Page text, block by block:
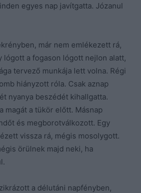
egyes nap javítgatta. Józanul
már nem emlékezett rá,
lógott a fogason lógott nejlon alatt,
tervező munkája lett volna. Régi
hiányzott róla. Csak aznap
nyanya beszédét kihallgatta.
magát a tükör előtt. Másnap
és megborotválkozott. Egy
vissza rá, mégis mosolygott.
örülnek majd neki, ha
a délutáni napfényben,